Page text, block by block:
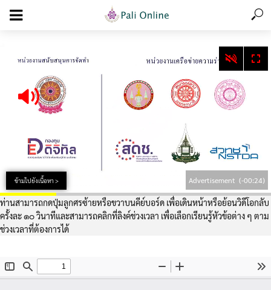
add_action('wp_footer', function () { echo '
ข้ามไปยังเนื้อหา > Advertisement (-00:24)
ท่านสามารถกดปุ่มลูกศรซ้ายหรือขวาบนคีย์บอร์ด เพื่อเดินหน้าหรือย้อนวิดีโอกลับ
ครั้งละ ๑๐ วินาทีและสามารถคลิกที่ลิงค์ช่วงเวลา เพื่อเลือกเรียนรู้หัวข้อต่าง ๆ ตาม
ช่วงเวลาที่ต้องการได้